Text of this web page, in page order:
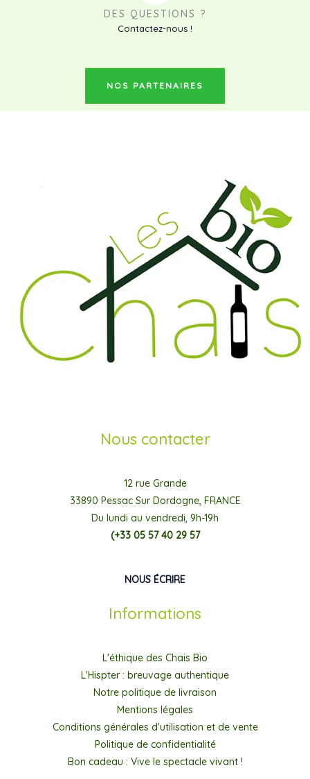
DES QUESTIONS ?
Contactez-nous !
NOS PARTENAIRES
Nous contacter
12 rue Grande
33890 Pessac Sur Dordogne, FRANCE
Du lundi au vendredi, 9h-19h
(+33 05 57 40 29 57
NOUS ÉCRIRE
Informations
L'éthique des Chais Bio
L'Hispter : breuvage authentique
Notre politique de livraison
Mentions légales
Conditions générales d'utilisation et de vente
Politique de confidentialité
Bon cadeau : Vive le spectacle vivant !